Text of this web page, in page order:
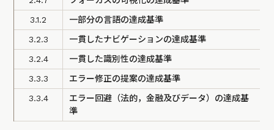
3.1.2
一部分の言語の達成基準
3.2.3
一貫したナビゲーションの達成基準
3.2.4
一貫した識別性の達成基準
3.3.3
エラー修正の提案の達成基準
3.3.4
エラー回避（法的，金融及びデータ）の達成基
準